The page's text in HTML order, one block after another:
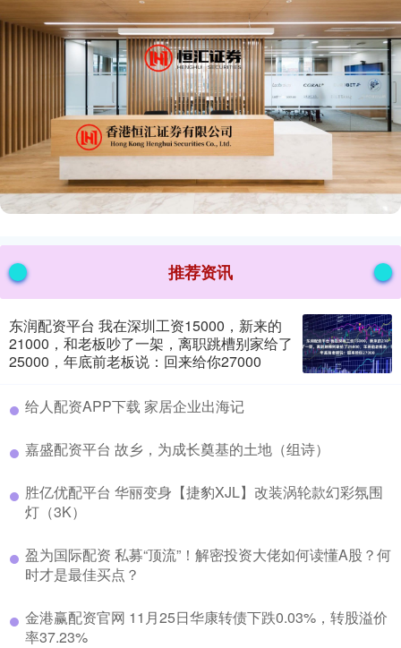
推荐资讯
东润配资平台 我在深圳工资15000，新来的
21000，和老板吵了一架，离职跳槽别家给了
25000，年底前老板说：回来给你27000
​给人配资APP下载 家居企业出海记
​嘉盛配资平台 故乡，为成长奠基的土地（组诗）
​胜亿优配平台 华丽变身【捷豹XJL】改装涡轮款幻彩氛围
灯（3K）
​盈为国际配资 私募“顶流”！解密投资大佬如何读懂A股？何
时才是最佳买点？
​金港赢配资官网 11月25日华康转债下跌0.03%，转股溢价
率37.23%